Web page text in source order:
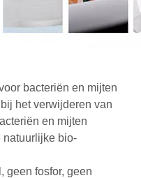
bacteriën en mijten
het verwijderen van
en mijten
bio-
geen fosfor, geen